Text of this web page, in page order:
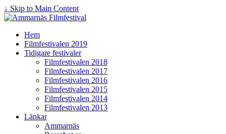
↓ Skip to Main Content
Hem
Filmfestivalen 2019
Tidigare festivaler
Filmfestivalen 2018
Filmfestivalen 2017
Filmfestivalen 2016
Filmfestivalen 2015
Filmfestivalen 2014
Filmfestivalen 2013
Länkar
Ammarnäs